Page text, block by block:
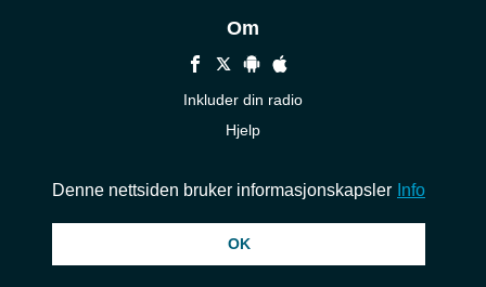
Om
Inkluder din radio
Hjelp
policy
Denne nettsiden bruker informasjonskapsler Info
OK